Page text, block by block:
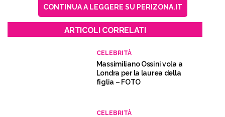
CONTINUA A LEGGERE SU PERIZONA.IT
ARTICOLI CORRELATI
CELEBRITÀ
Massimiliano Ossini vola a
Londra per la laurea della
figlia – FOTO
CELEBRITÀ